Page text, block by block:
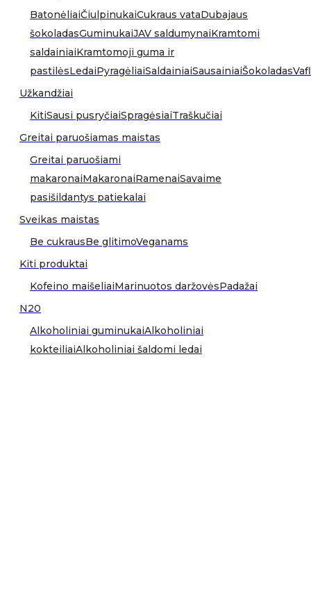
BatonėliaiČiulpinukaiCukraus vataDubajaus
šokoladasGuminukaiJAV saldumynaiKramtomi
saldainiaiKramtomoji guma ir
pastilėsLedaiPyragėliaiSaldainiaiSausainiaiŠokoladas
Užkandžiai
KitiSausi pusryčiaiSpragėsiaiTraškučiai
Greitai paruošiamas maistas
Greitai paruošiami
makaronaiMakaronaiRamenaiSavaime
pasišildantys patiekalai
Sveikas maistas
Be cukrausBe glitimoVeganams
Kiti produktai
Kofeino maišeliaiMarinuotos daržovėsPadažai
N20
Alkoholiniai guminukaiAlkoholiniai
kokteiliaiAlkoholiniai šaldomi ledai